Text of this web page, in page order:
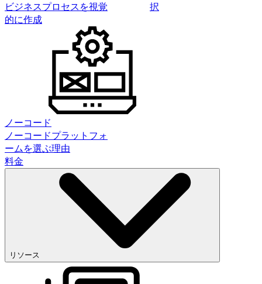
ビジネスプロセスを視覚
的に作成
択
ノーコード
ノーコードプラットフォ
ームを選ぶ理由
料金
リソース